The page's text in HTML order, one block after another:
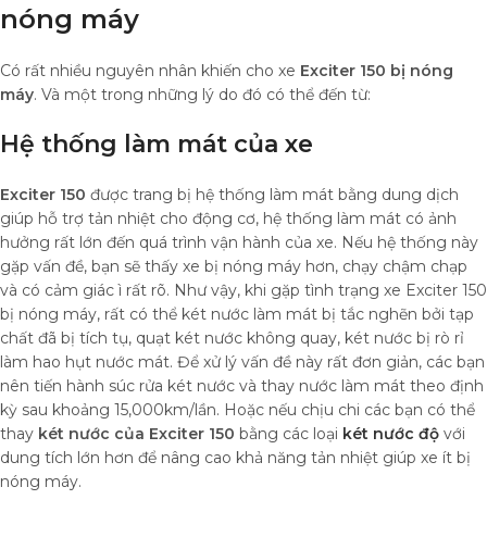
nóng máy
Có rất nhiều nguyên nhân khiến cho xe Exciter 150 bị nóng
máy. Và một trong những lý do đó có thể đến từ:
Hệ thống làm mát của xe
Exciter 150 được trang bị hệ thống làm mát bằng dung dịch
giúp hỗ trợ tản nhiệt cho động cơ, hệ thống làm mát có ảnh
hưởng rất lớn đến quá trình vận hành của xe. Nếu hệ thống này
gặp vấn đề, bạn sẽ thấy xe bị nóng máy hơn, chạy chậm chạp
và có cảm giác ì rất rõ. Như vậy, khi gặp tình trạng xe Exciter 150
bị nóng máy, rất có thể két nước làm mát bị tắc nghẽn bởi tạp
chất đã bị tích tụ, quạt két nước không quay, két nước bị rò rỉ
làm hao hụt nước mát. Để xử lý vấn đề này rất đơn giản, các bạn
nên tiến hành súc rửa két nước và thay nước làm mát theo định
kỳ sau khoảng 15,000km/lần. Hoặc nếu chịu chi các bạn có thể
thay két nước của Exciter 150 bằng các loại két nước độ với
dung tích lớn hơn để nâng cao khả năng tản nhiệt giúp xe ít bị
nóng máy.